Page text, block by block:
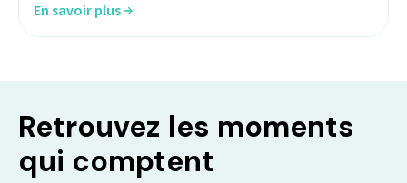
En savoir plus
Retrouvez les moments
qui comptent